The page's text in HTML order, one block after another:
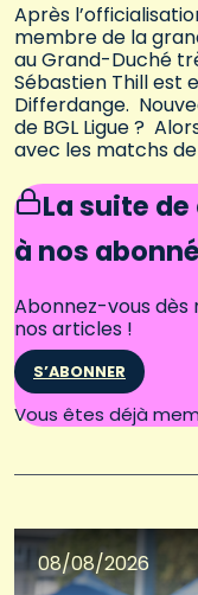
Après
membre de la
au Grand-Duché
Sébastien Thill est
Differdange.
de BGL Ligue ?
avec les matchs
La suite
à nos
Abonnez-vous
nos articles !
S’ABONNER
Vous êtes déjà
08/08/2026